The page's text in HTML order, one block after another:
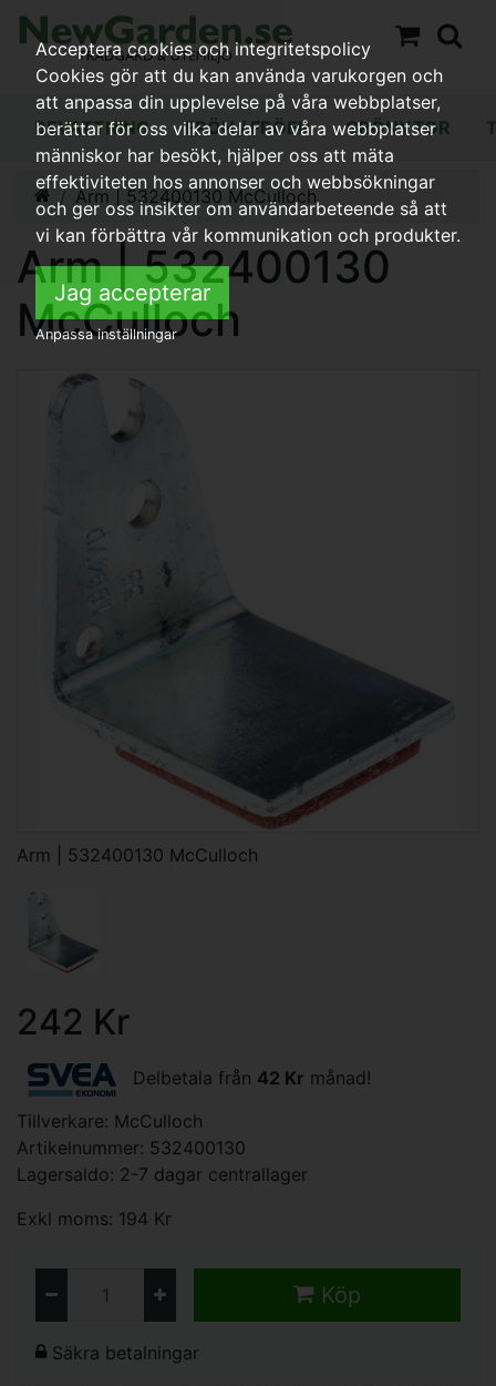
BEVATTNING FRÖN / FRÖER GRÖNYTOR
Arm | 532400130 McCulloch
Arm | 532400130
McCulloch
Arm | 532400130 McCulloch
242 Kr
Delbetala från 42 Kr månad!
Tillverkare: McCulloch
Artikelnummer: 532400130
Lagersaldo: 2-7 dagar centrallager
Exkl moms: 194 Kr
Köp
Säkra betalningar
Acceptera cookies och integritetspolicy
Cookies gör att du kan använda varukorgen och
att anpassa din upplevelse på våra webbplatser,
berättar för oss vilka delar av våra webbplatser
människor har besökt, hjälper oss att mäta
effektiviteten hos annonser och webbsökningar
och ger oss insikter om användarbeteende så att
vi kan förbättra vår kommunikation och produkter.
Jag accepterar
Anpassa inställningar